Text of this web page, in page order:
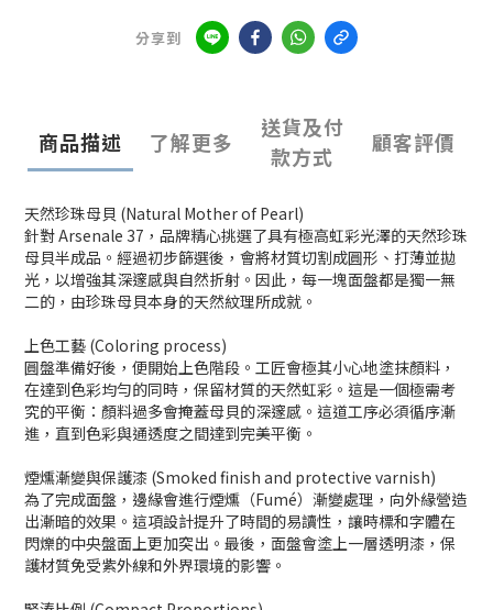
分享到
商品描述 了解更多
送貨及付
款方式
顧客評價
天然珍珠母貝 (Natural Mother of Pearl)
針對 Arsenale 37，品牌精心挑選了具有極高虹彩光澤的天然珍珠
母貝半成品。經過初步篩選後，會將材質切割成圓形、打薄並拋
光，以增強其深邃感與自然折射。因此，每一塊面盤都是獨一無
二的，由珍珠母貝本身的天然紋理所成就。
上色工藝 (Coloring process)
圓盤準備好後，便開始上色階段。工匠會極其小心地塗抹顏料，
在達到色彩均勻的同時，保留材質的天然虹彩。這是一個極需考
究的平衡：顏料過多會掩蓋母貝的深邃感。這道工序必須循序漸
進，直到色彩與通透度之間達到完美平衡。
煙燻漸變與保護漆 (Smoked finish and protective varnish)
為了完成面盤，邊緣會進行煙燻（Fumé）漸變處理，向外緣營造
出漸暗的效果。這項設計提升了時間的易讀性，讓時標和字體在
閃爍的中央盤面上更加突出。最後，面盤會塗上一層透明漆，保
護材質免受紫外線和外界環境的影響。